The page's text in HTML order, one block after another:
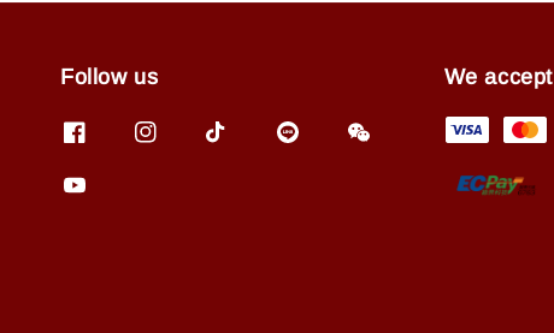
Follow us We accept